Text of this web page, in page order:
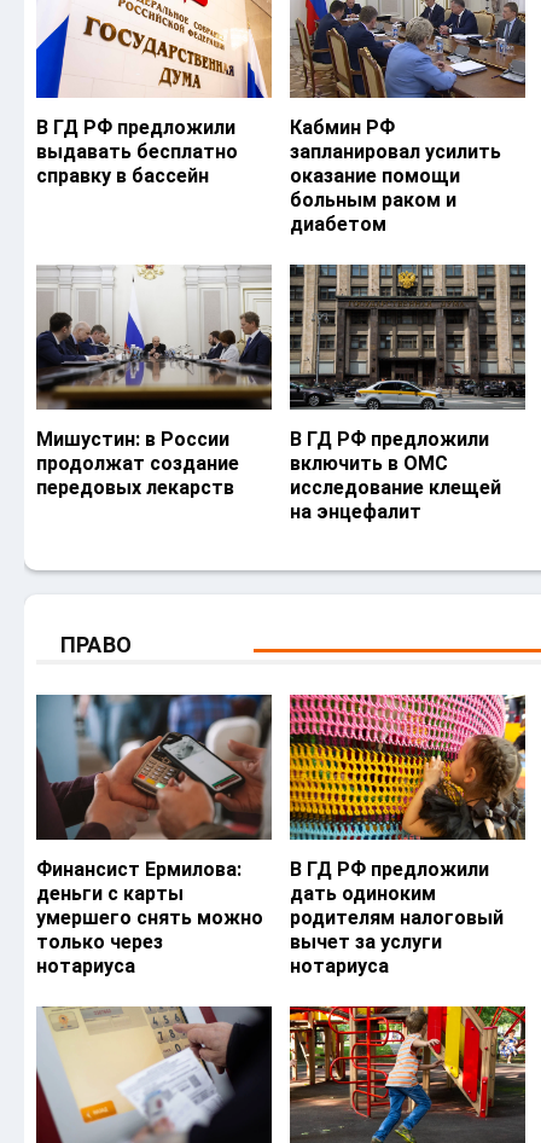
В ГД РФ предложили
выдавать бесплатно
справку в бассейн
Кабмин РФ
запланировал усилить
оказание помощи
больным раком и
диабетом
Мишустин: в России
продолжат создание
передовых лекарств
В ГД РФ предложили
включить в ОМС
исследование клещей
на энцефалит
ПРАВО
Финансист Ермилова:
деньги с карты
умершего снять можно
только через
нотариуса
В ГД РФ предложили
дать одиноким
родителям налоговый
вычет за услуги
нотариуса